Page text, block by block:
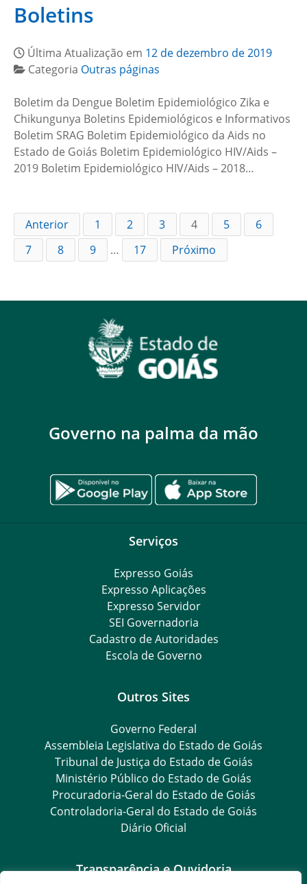
Boletins
Última Atualização em 12 de dezembro de 2019
Categoria Outras páginas
Boletim da Dengue Boletim Epidemiológico Zika e
Chikungunya Boletins Epidemiológicos e Informativos
Boletim SRAG Boletim Epidemiológico da Aids no
Estado de Goiás Boletim Epidemiológico HIV/Aids –
2019 Boletim Epidemiológico HIV/Aids – 2018…
Anterior 1 2 3 4 5
6
7
8 9 … 17 Próximo
Governo na palma da mão
Serviços
Expresso Goiás
Expresso Aplicações
Expresso Servidor
SEI Governadoria
Cadastro de Autoridades
Escola de Governo
Outros Sites
Governo Federal
Assembleia Legislativa do Estado de Goiás
Tribunal de Justiça do Estado de Goiás
Ministério Público do Estado de Goiás
Procuradoria-Geral do Estado de Goiás
Controladoria-Geral do Estado de Goiás
Diário Oficial
Transparência e Ouvidoria